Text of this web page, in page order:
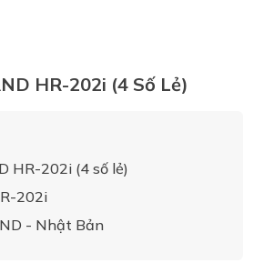
HR-202i (4 Số Lẻ)
HR-202i (4 số lẻ)
202i
- Nhật Bản